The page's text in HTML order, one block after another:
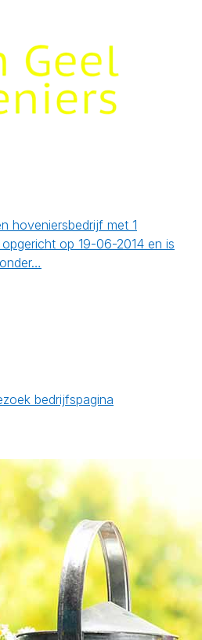
hoveniersbedrijf met 1
op 19-06-2014 en is
bedrijfspagina